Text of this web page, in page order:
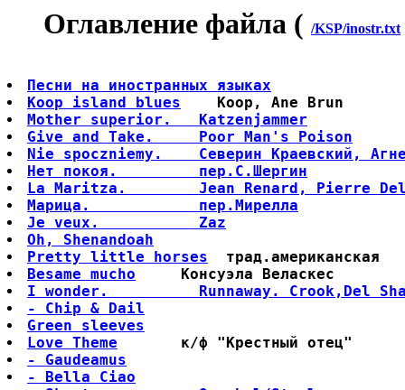
Оглавление файла ( /KSP/inostr.txt
Песни на иностранных языках
Koop island blues
Mother superior.   Katzenjammer
Give and Take.     Poor Man's Poison
Nie spoczniemy.    Северин Краевский,
Нет покоя.         пер.С.Шергин
La Maritza.        Jean Renard, Pierre
Марица.            пер.Мирелла
Je veux.           Zaz
Oh, Shenandoah
Pretty little horses
Besame mucho
I wonder.          Runnaway. Crook,Del
- Chip & Dail
Green sleeves
Love Theme
- Gaudeamus
- Bella Ciao